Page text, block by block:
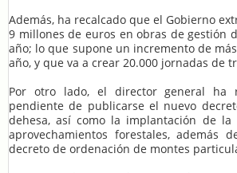
Además, ha recalcado que el Gobierno
9 millones de euros en obras de gestión
año; lo que supone un incremento de
año, y que va a crear 20.000 jornadas de
Por otro lado, el director general ha
pendiente de publicarse el nuevo
dehesa, así como la implantación de la
aprovechamientos forestales, además
decreto de ordenación de montes